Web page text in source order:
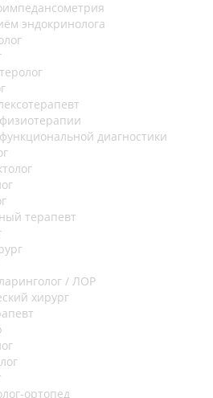
эндокринолога
диагностики
терапевт
/ ЛОР
хирург
ортопед